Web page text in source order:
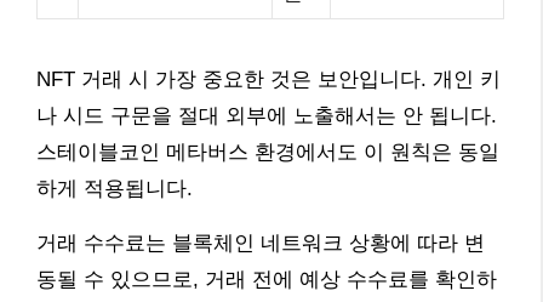
NFT 거래 시 가장 중요한 것은 보안입니다. 개인 키
나 시드 구문을 절대 외부에 노출해서는 안 됩니다.
스테이블코인 메타버스 환경에서도 이 원칙은 동일
하게 적용됩니다.
거래 수수료는 블록체인 네트워크 상황에 따라 변
동될 수 있으므로, 거래 전에 예상 수수료를 확인하